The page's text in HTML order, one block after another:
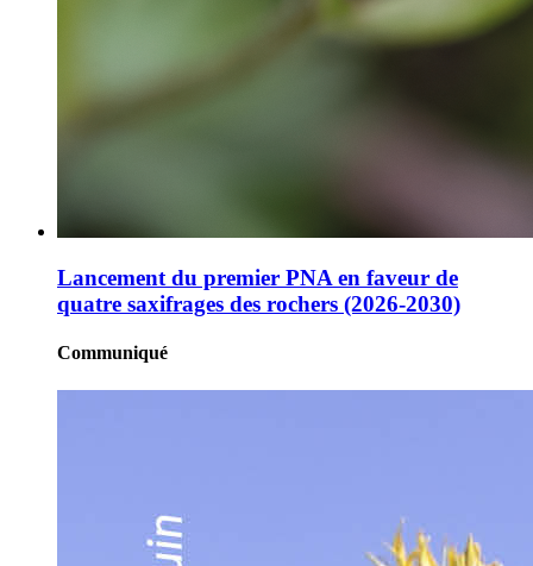
Lancement du premier PNA en faveur de
quatre saxifrages des rochers (2026-2030)
Communiqué